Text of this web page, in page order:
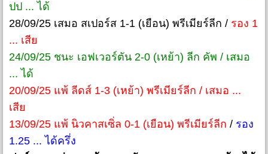
ปป ... ได้
28/09/25 เสมอ สเปอร์ส 1-1 (เยือน) พรีเมียร์ลีก / รอง 1
... เสีย
24/09/25 ชนะ เอฟเวอร์ตัน 2-0 (เหย้า) ลีก คัพ / เสมอ
... ได้
20/09/25 แพ้ ลีดส์ 1-3 (เหย้า) พรีเมียร์ลีก / เสมอ ...
เสีย
13/09/25 แพ้ นิวคาสเซิ่ล 0-1 (เยือน) พรีเมียร์ลีก / รอง
1.25 ... ได้ครึ่ง